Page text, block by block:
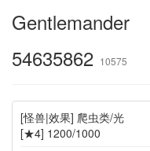
Gentlemander
54635862 10575
[怪兽|效果] 爬虫类/光
[★4] 1200/1000